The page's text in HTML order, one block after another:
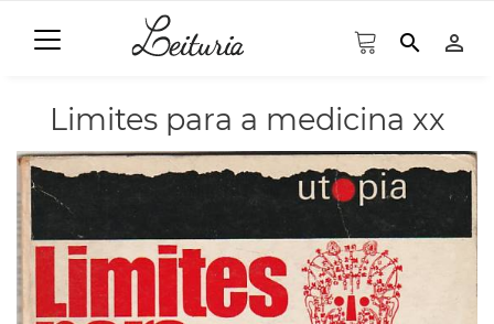
search person_outline
Limites para a medicina xx